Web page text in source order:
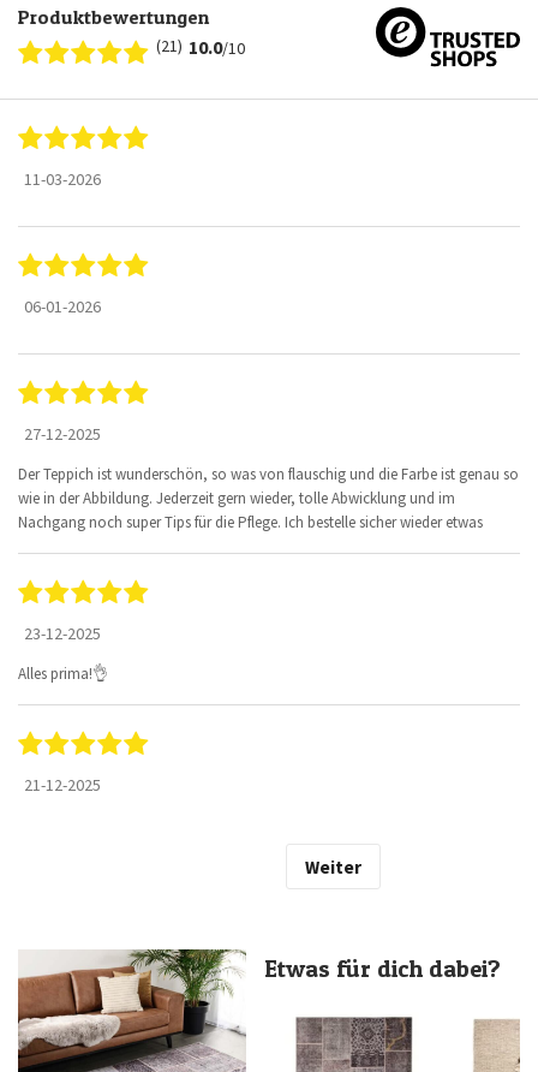
Produktbewertungen
(21) 10.0/10
11-03-2026
06-01-2026
27-12-2025
Der Teppich ist wunderschön, so was von flauschig und die Farbe ist genau so
wie in der Abbildung. Jederzeit gern wieder, tolle Abwicklung und im
Nachgang noch super Tips für die Pflege. Ich bestelle sicher wieder etwas
23-12-2025
Alles prima!👌
21-12-2025
Weiter
Etwas für dich dabei?